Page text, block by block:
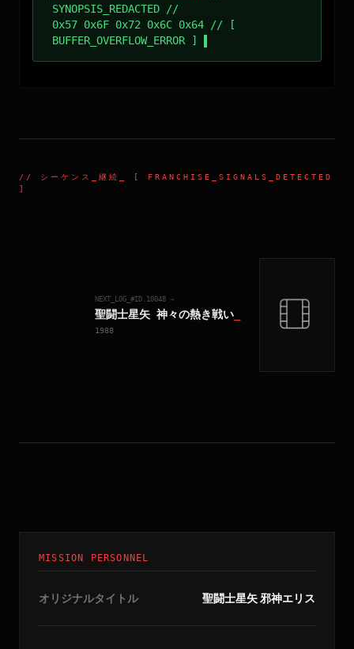
SYNOPSIS_REDACTED //
0x57 0x6F 0x72 0x6C 0x64 // [
BUFFER_OVERFLOW_ERROR ]
// シーケンス_継続
_ [ FRANCHISE_SIGNALS_DETECTED
]
NEXT_LOG_#ID. 10048 →
聖闘士星矢 神々の熱き戦い
1988
MISSION PERSONNEL
オリジナルタイトル 聖闘士星矢 邪神エリス